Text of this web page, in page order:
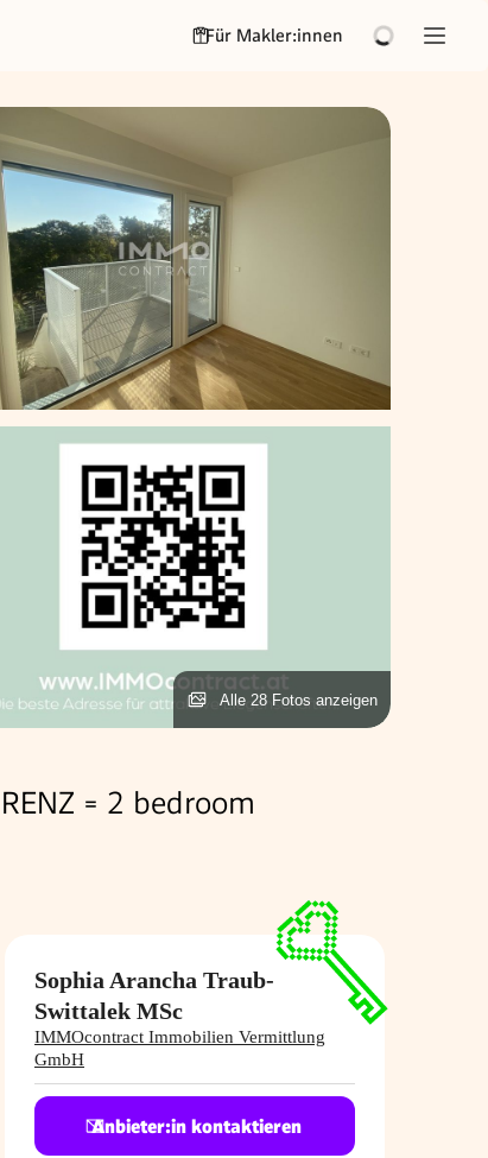
Für Makler:innen
Alle 28 Fotos anzeigen
= 2 bedroom
Sophia Arancha Traub-​
Swittalek MSc
IMMOcontract Immobilien Vermittlung
GmbH
Anbieter:in kontaktieren